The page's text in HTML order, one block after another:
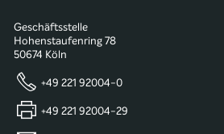
Geschäftsstelle
Hohenstaufenring 78
50674 Köln
+49 221 92004-0
+49 221 92004-29